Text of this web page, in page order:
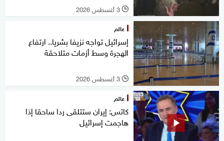
l 3 أغسطس 2026
عالم
إسرائيل تواجه نزيفا بشريا.. ارتفاع
الهجرة وسط أزمات متلاحقة
l 3 أغسطس 2026
عالم
كاتس: إيران ستتلقى ردا ساحقا إذا
هاجمت إسرائيل